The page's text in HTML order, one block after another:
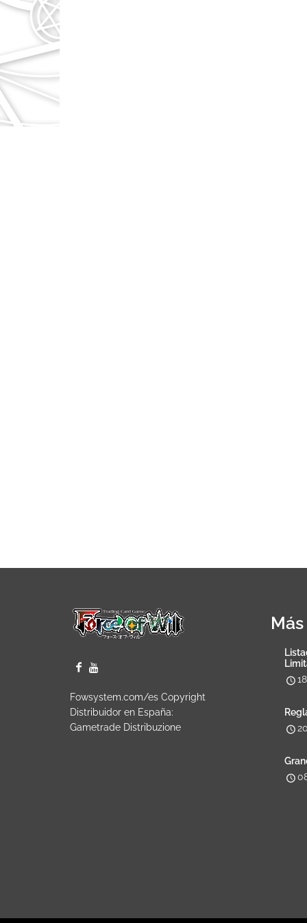
Fowsystem.com/es Copyright
Distribuidor en España:
Gametrade Distribuzione